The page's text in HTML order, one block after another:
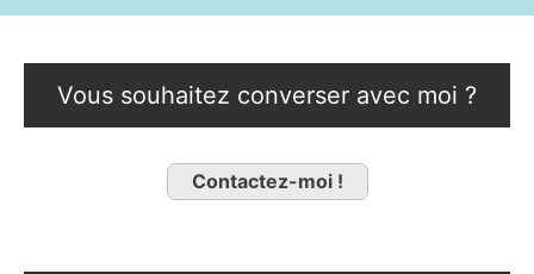
Vous souhaitez converser avec moi ?
Contactez-moi !